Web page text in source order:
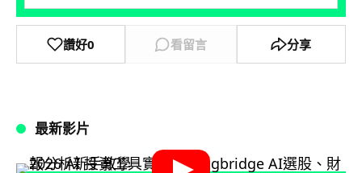
讚好0 看留言 分享
最新影片